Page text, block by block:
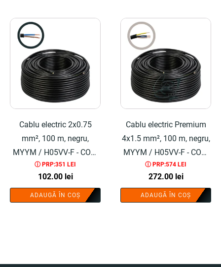
Cablu electric 2x0.75
mm², 100 m, negru,
MYYM / H05VV-F - COBI
SMART®
ⓘ PRP:351 LEI
102.00 lei
ADAUGĂ ÎN COȘ
Cablu electric Premium
4x1.5 mm², 100 m, negru,
MYYM / H05VV-F - COBI
SMART®
ⓘ PRP:574 LEI
272.00 lei
ADAUGĂ ÎN COȘ